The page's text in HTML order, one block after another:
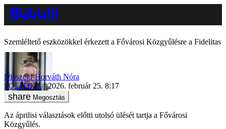
Szemléltető eszközökkel érkezett a Fővárosi Közgyűlésre a Fidelitas
Diószegi-Horváth Nóra
POLITIKA
2026. február 25. 8:17
Megosztás
Az áprilisi választások előtti utolsó ülését tartja a Fővárosi
Közgyűlés.